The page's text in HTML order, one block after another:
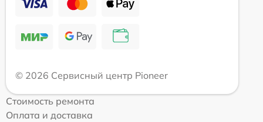
© 2026 Сервисный центр Pioneer
Стоимость ремонта
Оплата и доставка